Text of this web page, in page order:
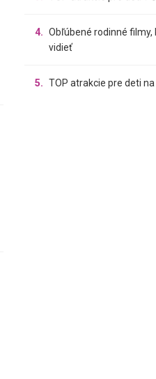
4. Obľúbené rodinné filmy,
vidieť
5. TOP atrakcie pre deti